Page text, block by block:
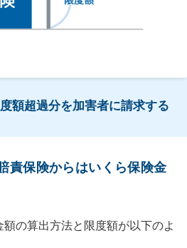
額超過分を加害者に請求する
責保険からはいくら保険金
の算出方法と限度額が以下のよ